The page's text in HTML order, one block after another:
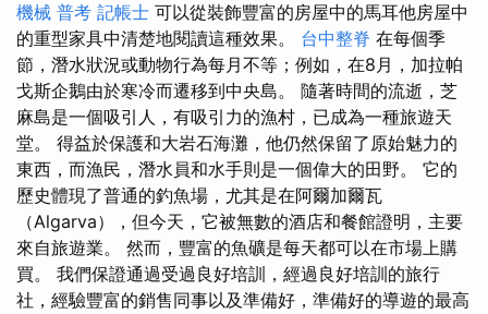
機械 普考 記帳士 可以從裝飾豐富的房屋中的馬耳他房屋中
的重型家具中清楚地閱讀這種效果。 台中整脊 在每個季
節，潛水狀況或動物行為每月不等；例如，在8月，加拉帕
戈斯企鵝由於寒冷而遷移到中央島。 隨著時間的流逝，芝
麻島是一個吸引人，有吸引力的漁村，已成為一種旅遊天
堂。 得益於保護和大岩石海灘，他仍然保留了原始魅力的
東西，而漁民，潛水員和水手則是一個偉大的田野。 它的
歷史體現了普通的釣魚場，尤其是在阿爾加爾瓦
（Algarva），但今天，它被無數的酒店和餐館證明，主要
來自旅遊業。 然而，豐富的魚礦是每天都可以在市場上購
買。 我們保證通過受過良好培訓，經過良好培訓的旅行
社，經驗豐富的銷售同事以及準備好，準備好的導遊的最高